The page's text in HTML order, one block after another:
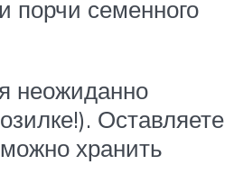
порчи семенного
неожиданно
Оставляете
хранить